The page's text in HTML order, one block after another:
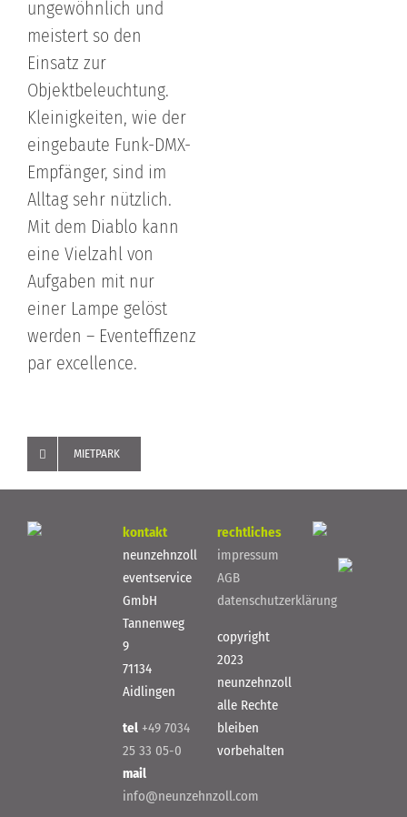
ungewöhnlich und
meistert so den
Einsatz zur
Objektbeleuchtung.
Kleinigkeiten, wie der
eingebaute Funk-DMX-
Empfänger, sind im
Alltag sehr nützlich.
Mit dem Diablo kann
eine Vielzahl von
Aufgaben mit nur
einer Lampe gelöst
werden – Eventeffizenz
par excellence.
MIETPARK
kontakt
neunzehnzoll
eventservice
GmbH
Tannenweg
9
71134
Aidlingen
tel+49 7034
25 33 05-0
mail
info@neunzehnzoll.com
rechtliches
impressum
AGB
datenschutzerklärung
copyright
2023
neunzehnzoll
alle Rechte
bleiben
vorbehalten